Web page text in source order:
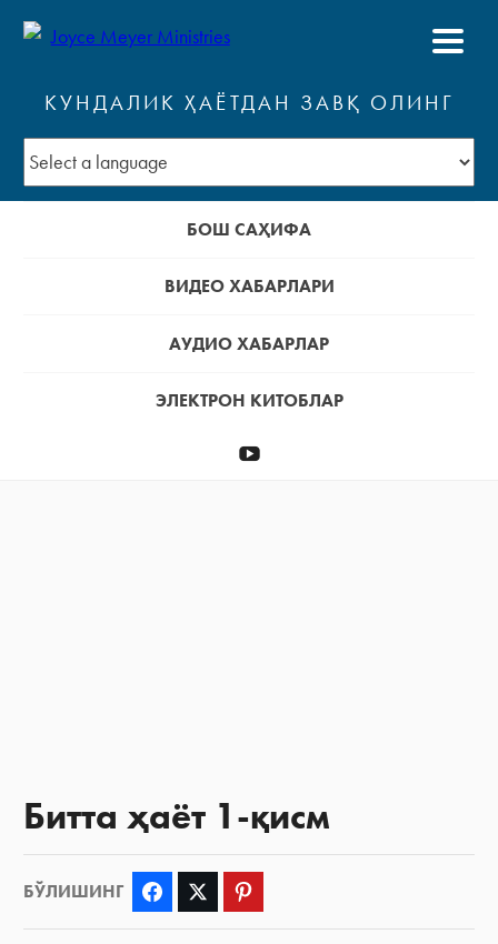
КУНДАЛИК ҲАЁТДАН ЗАВҚ ОЛИНГ
БОШ САҲИФА
ВИДЕО ХАБАРЛАРИ
АУДИО ХАБАРЛАР
ЭЛЕКТРОН КИТОБЛАР
Youtube
Битта ҳаёт 1-қисм
БЎЛИШИНГ Facebook Twitter